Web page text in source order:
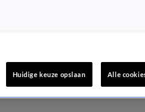
Huidige keuze opslaan Alle